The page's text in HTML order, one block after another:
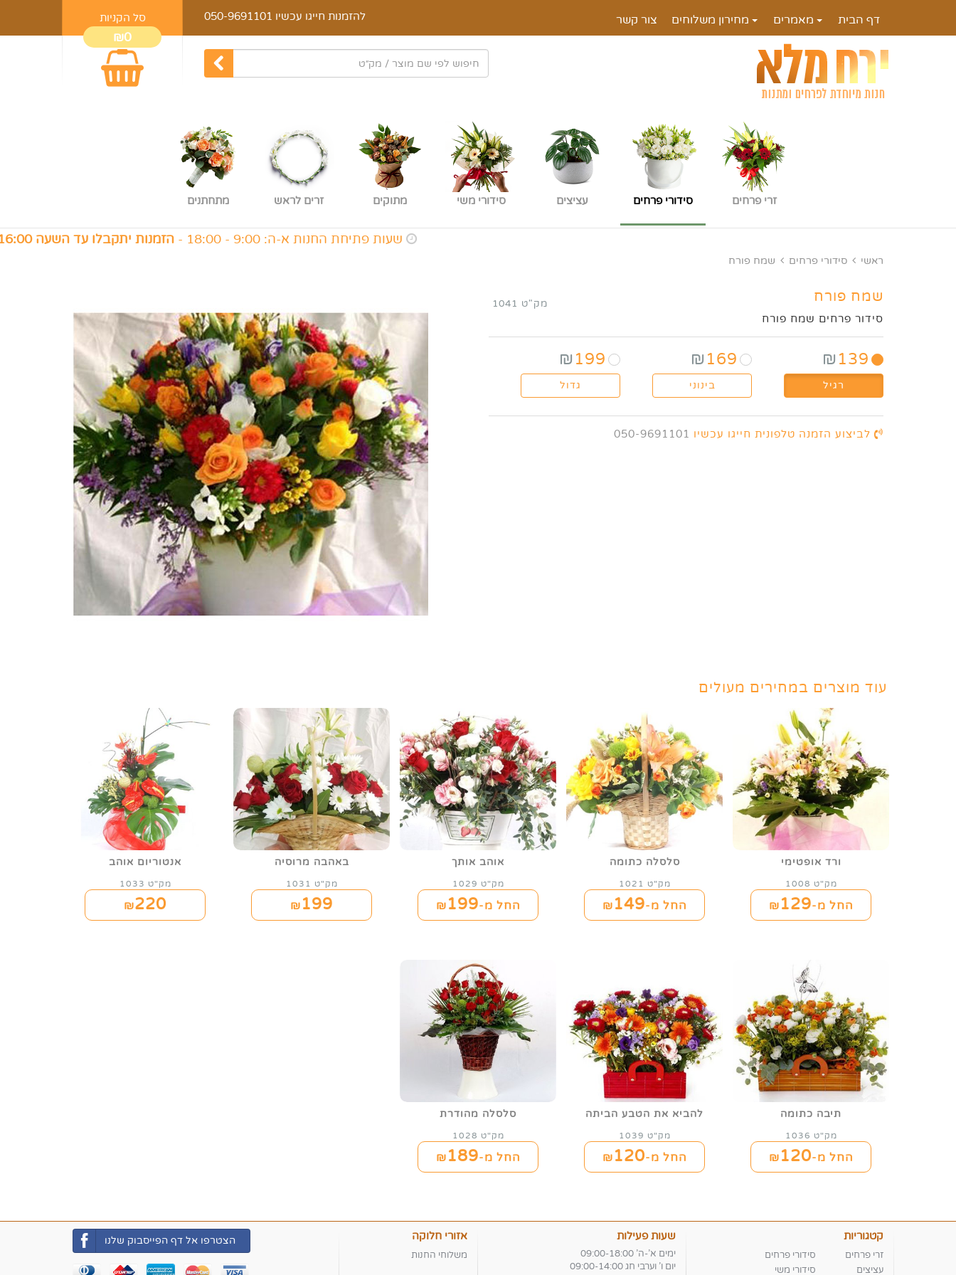
סל הקניות
₪0
להזמנות חייגו עכשיו 050-9691101 דף הבית מאמרים מחירון משלוחים צור קשר
זרי פרחים סידורי פרחים עציצים סידורי משי מתוקים זרים לראש מתחתנים
שעות פתיחת החנות א-ה: 9:00 - 18:00 - הזמנות יתקבלו עד השעה 16:00 , ו׳: 9:00 - 14:00 -
ראשי סידורי פרחים שמח פורח
שמח פורח מק"ט 1041
סידור פרחים שמח פורח
₪ 139
₪ 169
₪ 199
רגיל בינוני גדול
לביצוע הזמנה טלפונית חייגו עכשיו 050-9691101
עוד מוצרים במחירים מעולים
ורד אופטימי
מק"ט 1008
החל מ-₪129
סלסלה כתומה
מק"ט 1021
החל מ-₪149
אוהב אותך
מק"ט 1029
החל מ-₪199
באהבה מרוסיה
מק"ט 1031
₪ 199
אנטוריום אוהב
מק"ט 1033
₪220
תיבה כתומה
מק"ט 1036
החל מ-₪120
להביא את הטבע הביתה
מק"ט 1039
החל מ-₪120
סלסלה מהודרת
מק"ט 1028
החל מ-₪189
קטגוריות
זרי פרחים
סידורי פרחים
עציצים
סידורי משי
שעות פעילות
ימים א'-ה' 09:00-18:00
יום ו' וערבי חג 09:00-14:00
אזורי חלוקה
משלוחי החנות
הצטרפו אל דף הפייסבוק שלנו